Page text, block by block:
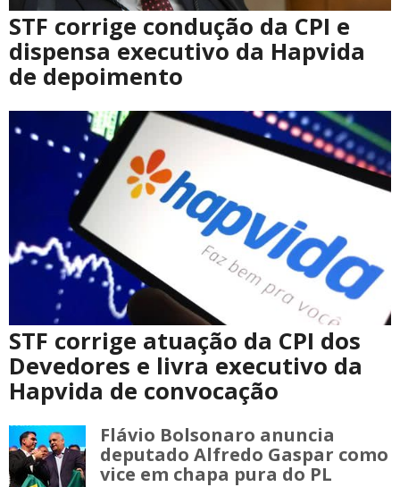
STF corrige condução da CPI e
dispensa executivo da Hapvida
de depoimento
STF corrige atuação da CPI dos
Devedores e livra executivo da
Hapvida de convocação
Flávio Bolsonaro anuncia
deputado Alfredo Gaspar como
vice em chapa pura do PL